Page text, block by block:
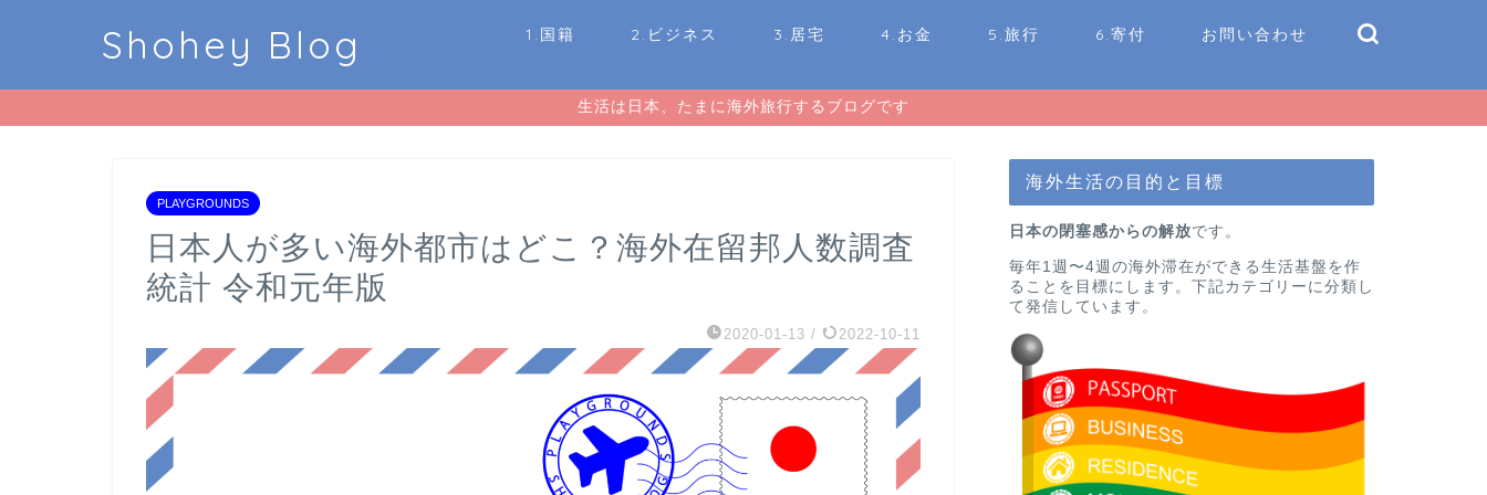
Shohey Blog 1.国籍 2.ビジネス 3.居宅 4.お金 5.旅行 6.寄付 お問い合わせ
生活は日本、たまに海外旅行するブログです
PLAYGROUNDS
日本人が多い海外都市はどこ？海外在留邦人数調査
統計 令和元年版
2020-01-13 / 2022-10-11
海外生活の目的と目標
日本の閉塞感からの解放です。
毎年1週〜4週の海外滞在ができる生活基盤を作
ることを目標にします。下記カテゴリーに分類し
て発信しています。